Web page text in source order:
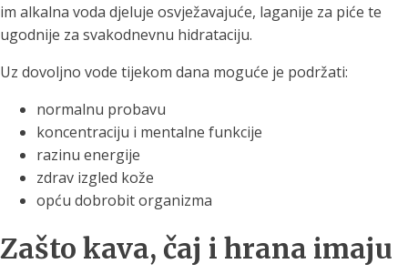
im alkalna voda djeluje osvježavajuće, laganije za piće te
ugodnije za svakodnevnu hidrataciju.
Uz dovoljno vode tijekom dana moguće je podržati:
normalnu probavu
koncentraciju i mentalne funkcije
razinu energije
zdrav izgled kože
opću dobrobit organizma
Zašto kava, čaj i hrana imaju